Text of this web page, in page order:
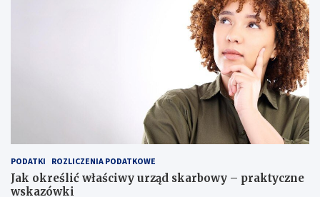
PODATKI ROZLICZENIA PODATKOWE
Jak określić właściwy urząd skarbowy – praktyczne
wskazówki